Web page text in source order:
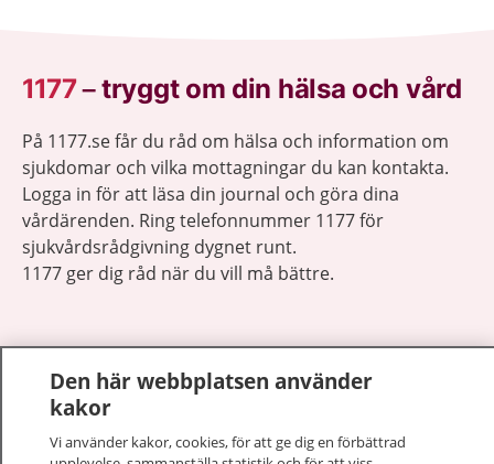
1177–tryggt om din hälsa och vård
På 1177.se får du råd om hälsa och information om
sjukdomar och vilka mottagningar du kan kontakta.
Logga in för att läsa din journal och göra dina
vårdärenden. Ring telefonnummer 1177 för
sjukvårdsrådgivning dygnet runt.
1177 ger dig råd när du vill må bättre.
1177 på flera språk
Den här webbplatsen använder
kakor
Vi använder kakor, cookies, för att ge dig en förbättrad